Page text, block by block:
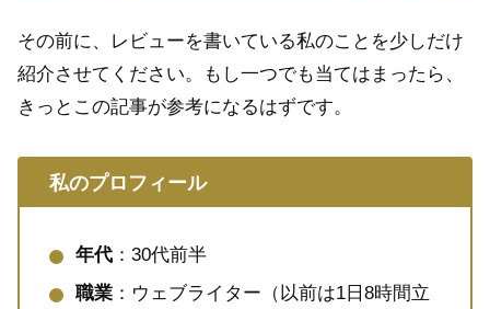
その前に、レビューを書いている私のことを少しだけ
紹介させてください。もし一つでも当てはまったら、
きっとこの記事が参考になるはずです。
私のプロフィール
年代 ：30代前半
職業 ：ウェブライター（以前は1日8時間立